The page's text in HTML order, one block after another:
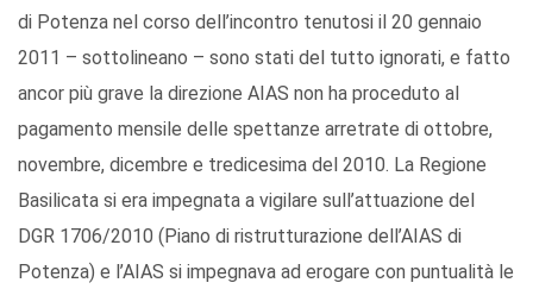
di Potenza nel corso dell’incontro tenutosi il 20 gennaio
2011 – sottolineano – sono stati del tutto ignorati, e fatto
ancor più grave la direzione AIAS non ha proceduto al
pagamento mensile delle spettanze arretrate di ottobre,
novembre, dicembre e tredicesima del 2010. La Regione
Basilicata si era impegnata a vigilare sull’attuazione del
DGR 1706/2010 (Piano di ristrutturazione dell’AIAS di
Potenza) e l’AIAS si impegnava ad erogare con puntualità le